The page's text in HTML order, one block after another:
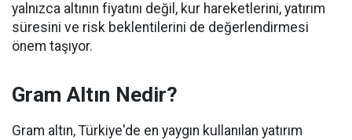
yalnızca altının fiyatını değil, kur hareketlerini, yatırım
süresini ve risk beklentilerini de değerlendirmesi
önem taşıyor.
Gram Altın Nedir?
Gram altın, Türkiye'de en yaygın kullanılan yatırım